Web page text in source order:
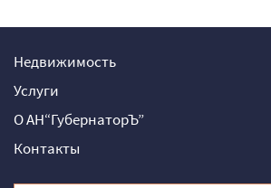
Недвижимость
Услуги
О АН“ГубернаторЪ”
Контакты